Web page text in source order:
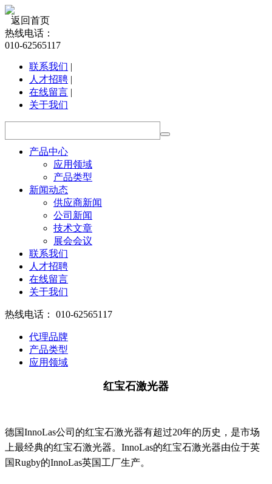
返回首页
热线电话：
010-62565117
联系我们 |
人才招聘 |
在线留言 |
关于我们
产品中心
应用领域
产品类型
新闻动态
供应商新闻
公司新闻
技术文章
展会会议
联系我们
人才招聘
在线留言
关于我们
热线电话： 010-62565117
代理品牌
产品类型
应用领域
红宝石激光器
德国InnoLas公司的红宝石激光器有超过20年的历史，是市场
上最经典的红宝石激光器。InnoLas的红宝石激光器由位于英
国Rugby的InnoLas英国工厂生产。